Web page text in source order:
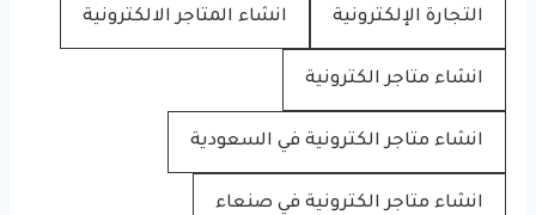
التجارة الإلكترونية انشاء المتاجر الالكترونية
انشاء متاجر الكترونية
انشاء متاجر الكترونية في السعودية
انشاء متاجر الكترونية في صنعاء